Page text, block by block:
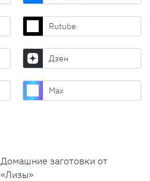
Rutube
Дзен
Max
Домашние заготовки от
«Лизы»